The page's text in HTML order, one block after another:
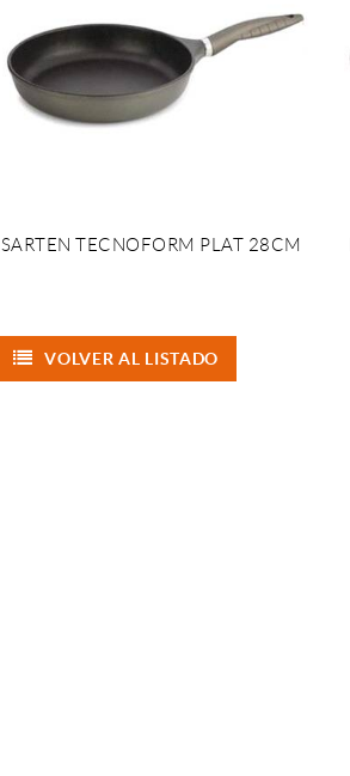
SARTEN TECNOFORM PLAT 28CM
VOLVER AL LISTADO